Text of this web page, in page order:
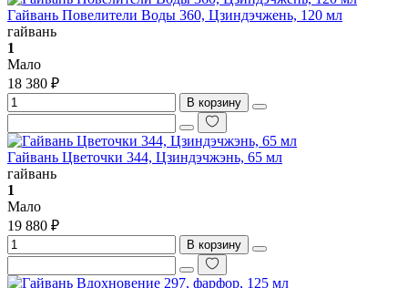
Гайвань Повелители Воды 360, Цзиндэчжень, 120 мл
гайвань
1
Мало
18 380 ₽
В корзину
Гайвань Цветочки 344, Цзиндэчжэнь, 65 мл
гайвань
1
Мало
19 880 ₽
В корзину